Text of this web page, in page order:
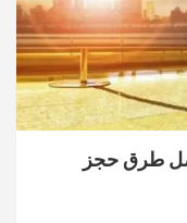
طرق حجز